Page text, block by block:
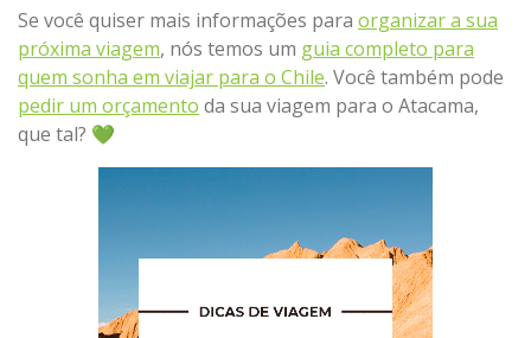
Se você quiser mais informações para organizar a sua
próxima viagem, nós temos um guia completo para
quem sonha em viajar para o Chile. Você também pode
pedir um orçamento da sua viagem para o Atacama,
que tal? 💚